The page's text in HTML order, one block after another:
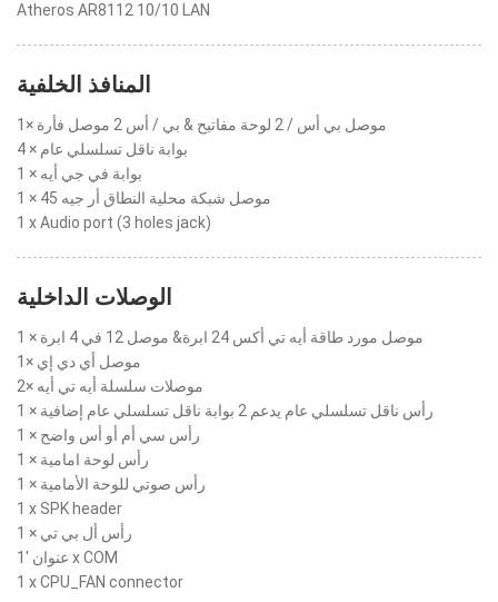
Atheros AR8112 10/10 LAN
المنافذ الخلفية
1× موصل بي أس / 2 لوحة مفاتيح & بي / أس 2 موصل فأرة
4 × بوابة ناقل تسلسلي عام
1 × بوابة في جي أيه
1 × موصل شبكة محلية النطاق أر جيه 45
1 x Audio port (3 holes jack)
الوصلات الداخلية
1 × موصل مورد طاقة أيه تي أكس 24 ابرة& موصل 12 في 4 ابرة
1× موصل أي دي إي
2× موصلات سلسلة أيه تي أيه
1 × رأس ناقل تسلسلي عام يدعم 2 بوابة ناقل تسلسلي عام إضافية
1 × رأس سي أم أو أس واضح
1 × رأس لوحة امامية
1 × رأس صوتي للوحة الأمامية
1 x SPK header
1 × رأس أل بي تي
عنوان '1 x COM
1 x CPU_FAN connector